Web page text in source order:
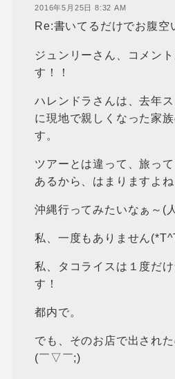
2016年5月25日 8:32 AM
Re:書いてるだけでお腹空
ジュンリーさん、コメン
す！！
ハレンドラさんは、去年
に現地で親しくなった家
す。
ツアーとは違って、旅っ
あるから、はまりますよね
沖縄行ってみたいなぁ～(
私、一度もありません
私、タコライスは１度だ
す！
都内で。
でも、そのお店で出され
(￣▽￣;)